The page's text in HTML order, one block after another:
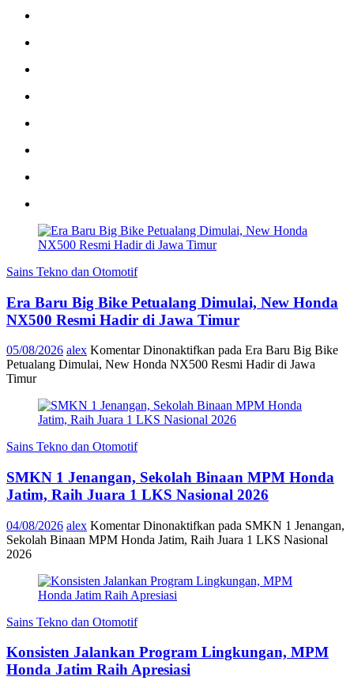
Sains Tekno dan Otomotif
Era Baru Big Bike Petualang Dimulai, New Honda
NX500 Resmi Hadir di Jawa Timur
05/08/2026 alex Komentar Dinonaktifkan pada Era Baru Big Bike
Petualang Dimulai, New Honda NX500 Resmi Hadir di Jawa
Timur
Sains Tekno dan Otomotif
SMKN 1 Jenangan, Sekolah Binaan MPM Honda
Jatim, Raih Juara 1 LKS Nasional 2026
04/08/2026 alex Komentar Dinonaktifkan pada SMKN 1 Jenangan,
Sekolah Binaan MPM Honda Jatim, Raih Juara 1 LKS Nasional
2026
Sains Tekno dan Otomotif
Konsisten Jalankan Program Lingkungan, MPM
Honda Jatim Raih Apresiasi